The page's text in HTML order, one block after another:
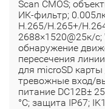
Scan CMOS;
ИК-фильтр;
H.265/H.265+/
2688×1520@25к/с;
обнаружение
пересечения
для microSD
тревожные вход/
питание DC12В±
°C; защита IP67;